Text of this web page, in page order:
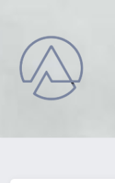
İçeriğe
geç